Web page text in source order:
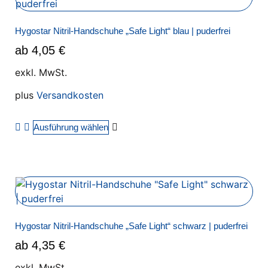
Hygostar Nitril-Handschuhe „Safe Light“ blau | puderfrei
ab 4,05 €
exkl. MwSt.
plus Versandkosten
Ausführung wählen
Hygostar Nitril-Handschuhe „Safe Light“ schwarz | puderfrei
ab 4,35 €